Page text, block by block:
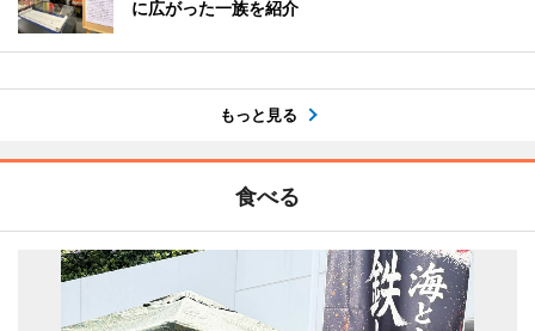
に広がった一族を紹介
もっと見る
食べる